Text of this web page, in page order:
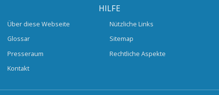
HILFE
Über diese Webseite
Glossar
Presseraum
Kontakt
Nützliche Links
Sitemap
Rechtliche Aspekte